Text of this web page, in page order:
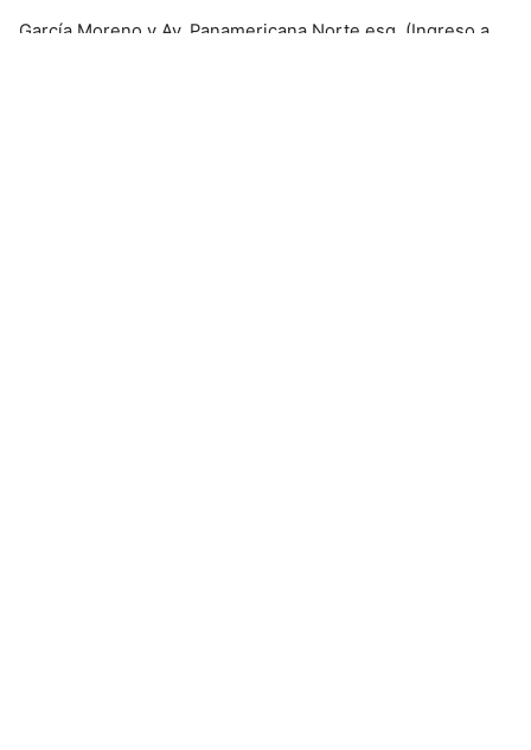
García Moreno y Av. Panamericana Norte esq. (Ingreso a